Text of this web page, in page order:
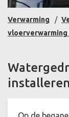
Verwarming